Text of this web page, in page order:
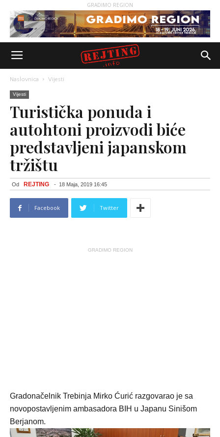
GRADIMO REGION
Naslovnica Vijesti
Vijesti
Turistička ponuda i
autohtoni proizvodi biće
predstavljeni japanskom
tržištu
Od REJTING - 18 Maja, 2019 16:45
Facebook Twitter
GRADIMO REGION
Gradonačelnik Trebinja Mirko Ćurić razgovarao je sa
novopostavljenim ambasadora BIH u Japanu Sinišom
Berjanom.